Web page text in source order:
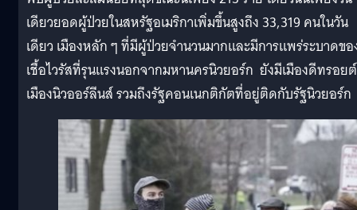
เดียวยอดผู้ป่วยในสหรัฐอเมริกาเพิ่มขึ้นสูงถึง 33,319 คนในวัน
เดียว เมืองหลัก ๆ ที่มีผู้ป่วยจำนวนมากและมีการแพร่ระบาดขอ
เชื้อไวรัสที่รุนแรงนอกจากมหานครนิวยอร์ก ยังมีเมืองดีทรอยต์
เมืองนิวออร์ลีนส์ รวมถึงรัฐคอนเนกติกัตที่อยู่ติดกับรัฐนิวยอร์ก